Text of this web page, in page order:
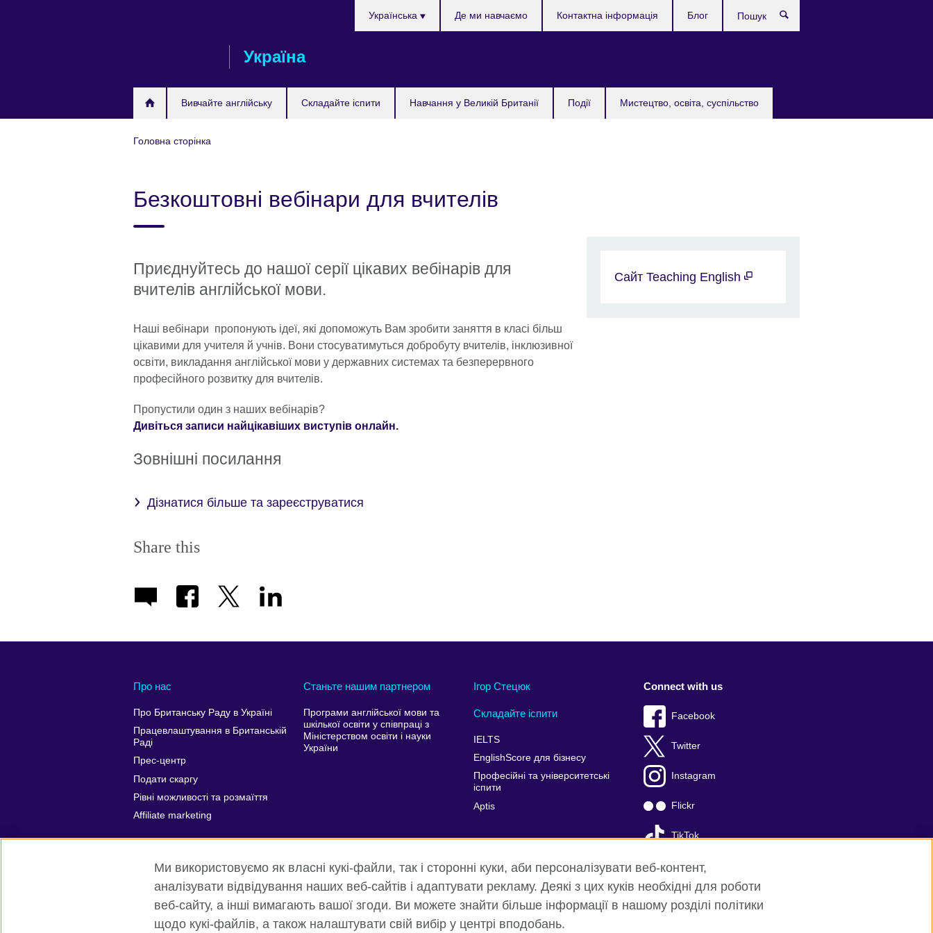
Україна
Вивчайте англійську Складайте іспити Навчання у Великій Британії Події Мистецтво, освіта, суспільство
Українська Де ми навчаємо Контактна інформація Блог
Головна сторінка
Безкоштовні вебінари для вчителів
Приєднуйтесь до нашої серії цікавих вебінарів для
вчителів англійської мови.
Наші вебінари пропонують ідеї, які допоможуть Вам зробити заняття в класі більш
цікавими для учителя й учнів. Вони стосуватимуться добробуту вчителів, інклюзивної
освіти, викладання англійської мови у державних системах та безперервного
професійного розвитку для вчителів.
Пропустили один з наших вебінарів?
Дивіться записи найцікавіших виступів онлайн.
Зовнішні посилання
Дізнатися більше та зареєструватися
Share this
Cайт Teaching English
Про нас
Про Британську Раду в Україні
Працевлаштування в Британській
Раді
Прес-центр
Подати скаргу
Рівні можливості та розмаїття
Affiliate marketing
Станьте нашим партнером
Програми англійської мови та
шкілької освіти у співпраці з
Міністерством освіти і науки
України
Ігор Стецюк
Складайте іспити
IELTS
EnglishScore для бізнесу
Професійні та університетські
іспити
Aptis
Connect with us
Facebook
Twitter
Instagram
Flickr
TikTok
YouTube
Ми використовуємо як власні кукі-файли, так і сторонні куки, аби персоналізувати веб-контент,
аналізувати відвідування наших веб-сайтів і адаптувати рекламу. Деякі з цих куків необхідні для роботи
веб-сайту, а інші вимагають вашої згоди. Ви можете знайти більше інформації в нашому розділі політики
щодо кукі-файлів, а також налаштувати свій вибір у центрі вподобань.